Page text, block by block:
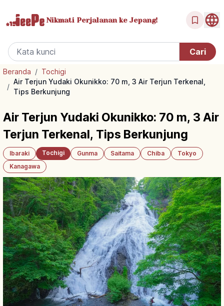
Nikmati Perjalanan ke Jepang!
Beranda / Tochigi
/
Air Terjun Yudaki Okunikko: 70 m, 3 Air Terjun Terkenal,
Tips Berkunjung
Air Terjun Yudaki Okunikko: 70 m, 3 Air
Terjun Terkenal, Tips Berkunjung
Ibaraki Tochigi Gunma Saitama Chiba
Tokyo
Kanagawa